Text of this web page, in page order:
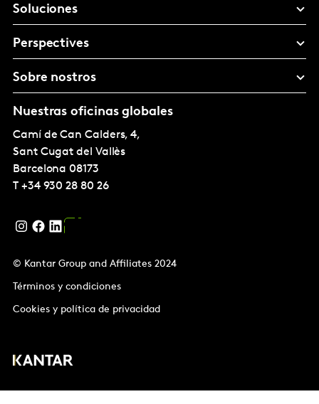
Soluciones
Perspectives
Sobre nostros
Nuestras oficinas globales
Camí de Can Calders, 4,
Sant Cugat del Vallès
Barcelona 08173
T +34 930 28 80 26
© Kantar Group and Affiliates 2024
Términos y condiciones
Cookies y política de privacidad